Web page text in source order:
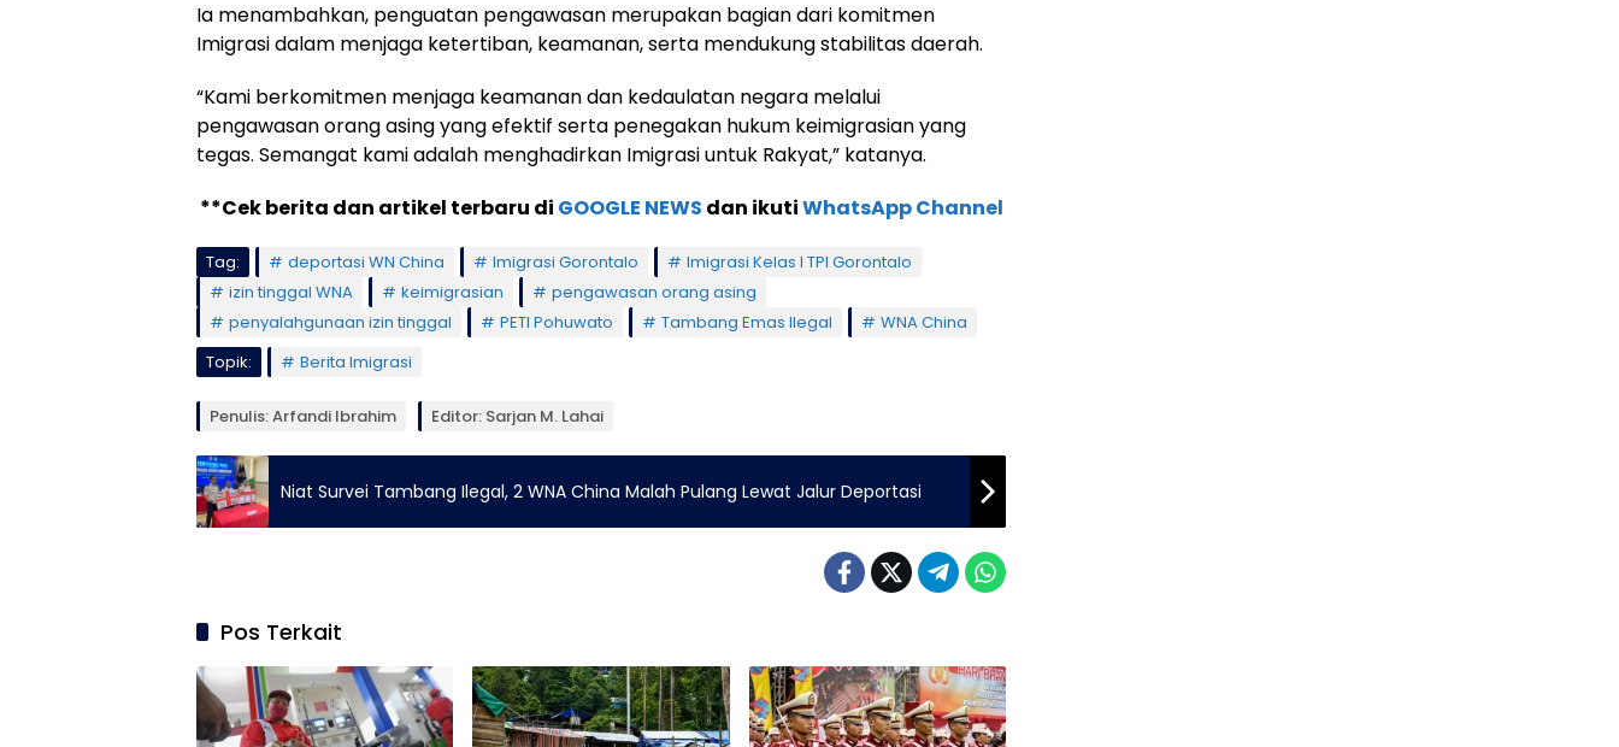
Ia menambahkan, penguatan pengawasan merupakan bagian dari komitmen
Imigrasi dalam menjaga ketertiban, keamanan, serta mendukung stabilitas daerah.
“Kami berkomitmen menjaga keamanan dan kedaulatan negara melalui
pengawasan orang asing yang efektif serta penegakan hukum keimigrasian yang
tegas. Semangat kami adalah menghadirkan Imigrasi untuk Rakyat,” katanya.
**Cek berita dan artikel terbaru di GOOGLE NEWS dan ikutiWhatsApp Channel
Tag: deportasi WN China Imigrasi Gorontalo
Imigrasi Kelas I TPI Gorontalo
izin tinggal WNA
keimigrasian
pengawasan orang asing
penyalahgunaan izin tinggal
PETI Pohuwato Tambang Emas Ilegal
WNA China
Topik:
Berita Imigrasi
Penulis: Arfandi Ibrahim Editor: Sarjan M. Lahai
Niat Survei Tambang Ilegal, 2 WNA China Malah Pulang Lewat Jalur Deportasi
Pos Terkait